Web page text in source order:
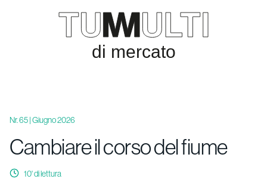
Nr. 65 | Giugno 2026
Cambiare il corso del fiume
10' di lettura